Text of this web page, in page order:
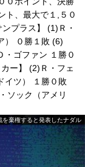
ト、最大で１,５０
プラス】 (1)Ｒ・
） ０勝１敗 (6)
・ゴファン １勝０
ー】 (2)Ｒ・フェ
イツ） １勝０敗
ソック（アメリ
を棄権すると発表したナダル